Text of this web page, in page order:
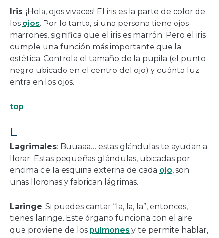
Iris: ¡Hola, ojos vivaces! El iris es la parte de color de
los ojos. Por lo tanto, si una persona tiene ojos
marrones, significa que el iris es marrón. Pero el iris
cumple una función más importante que la
estética. Controla el tamaño de la pupila (el punto
negro ubicado en el centro del ojo) y cuánta luz
entra en los ojos.
top
L
Lagrimales: Buuaaa… estas glándulas te ayudan a
llorar. Estas pequeñas glándulas, ubicadas por
encima de la esquina externa de cada ojo, son
unas lloronas y fabrican lágrimas.
Laringe: Si puedes cantar “la, la, la”, entonces,
tienes laringe. Este órgano funciona con el aire
que proviene de los pulmones y te permite hablar,